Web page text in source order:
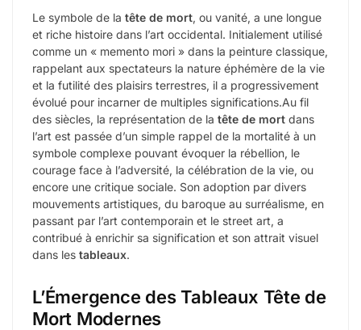
Le symbole de la tête de mort, ou vanité, a une longue
et riche histoire dans l’art occidental. Initialement utilisé
comme un « memento mori » dans la peinture classique,
rappelant aux spectateurs la nature éphémère de la vie
et la futilité des plaisirs terrestres, il a progressivement
évolué pour incarner de multiples significations.Au fil
des siècles, la représentation de la tête de mort dans
l’art est passée d’un simple rappel de la mortalité à un
symbole complexe pouvant évoquer la rébellion, le
courage face à l’adversité, la célébration de la vie, ou
encore une critique sociale. Son adoption par divers
mouvements artistiques, du baroque au surréalisme, en
passant par l’art contemporain et le street art, a
contribué à enrichir sa signification et son attrait visuel
dans les tableaux.
L’Émergence des Tableaux Tête de
Mort Modernes